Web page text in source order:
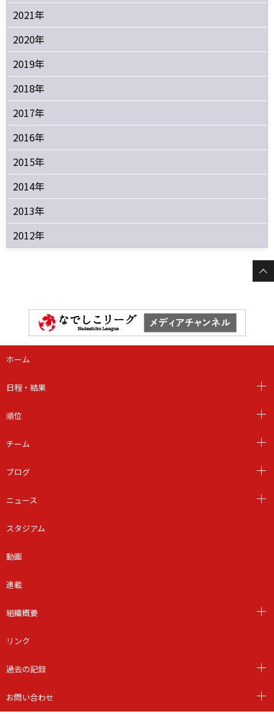
2021年
2020年
2019年
2018年
2017年
2016年
2015年
2014年
2013年
2012年
ホーム
日程・結果
順位
チーム
ブログ
ニュース
スタジアム
動画
連載
組織概要
リンク
過去の記録
お問い合わせ